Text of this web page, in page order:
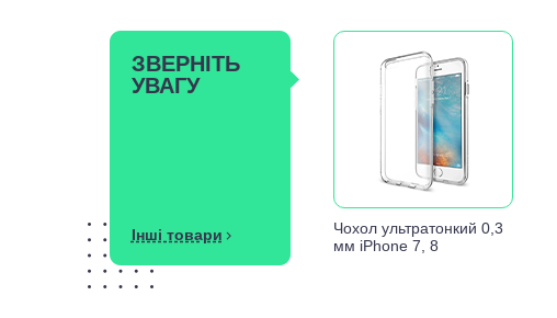
ЗВЕРНІТЬ
УВАГУ
Інші товари
Чохол ультратонкий 0,3
мм iPhone 7, 8